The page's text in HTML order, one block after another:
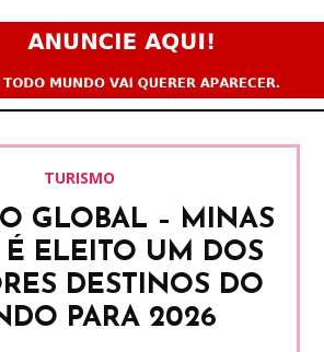
TURISMO
GLOBAL – MINAS
É ELEITO UM DOS
DESTINOS DO
PARA 2026